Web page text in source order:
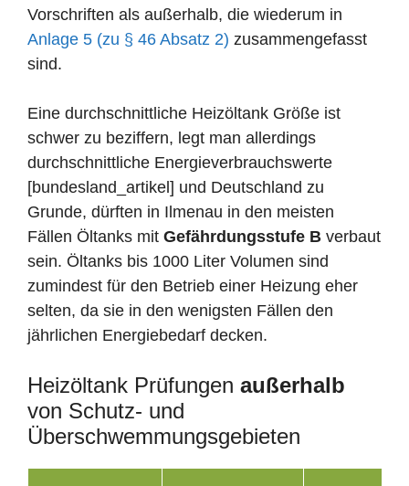
Vorschriften als außerhalb, die wiederum in
Anlage 5 (zu § 46 Absatz 2) zusammengefasst
sind.
Eine durchschnittliche Heizöltank Größe ist
schwer zu beziffern, legt man allerdings
durchschnittliche Energieverbrauchswerte
[bundesland_artikel] und Deutschland zu
Grunde, dürften in Ilmenau in den meisten
Fällen Öltanks mit Gefährdungsstufe B verbaut
sein. Öltanks bis 1000 Liter Volumen sind
zumindest für den Betrieb einer Heizung eher
selten, da sie in den wenigsten Fällen den
jährlichen Energiebedarf decken.
Heizöltank Prüfungen außerhalb
von Schutz- und
Überschwemmungsgebieten